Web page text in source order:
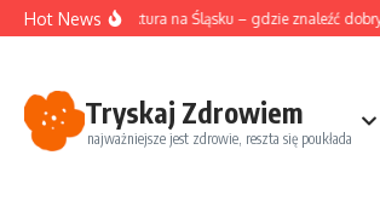
Przejdź do treści
Hot NewsAkupunktura na Śląsku – gdzie znaleźć
Tryskaj Zdrowiem
najważniejsze jest zdrowie, reszta się poukłada